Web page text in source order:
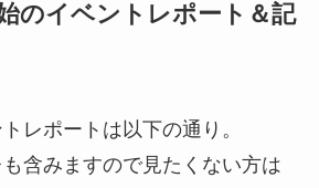
のイベントレポート＆記
レポートは以下の通り。
含みますので見たくない方は